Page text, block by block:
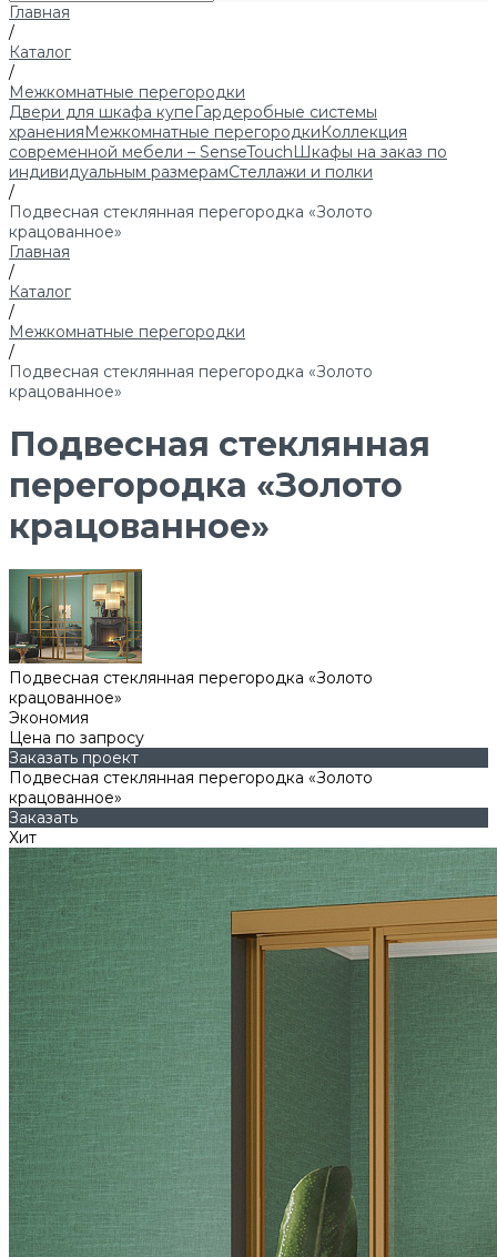
Главная
/
Каталог
/
Межкомнатные перегородки
Двери для шкафа купеГардеробные системы
храненияМежкомнатные перегородкиКоллекция
современной мебели – SenseTouchШкафы на заказ по
индивидуальным размерамСтеллажи и полки
/
Подвесная стеклянная перегородка «Золото
крацованное»
Главная
/
Каталог
/
Межкомнатные перегородки
/
Подвесная стеклянная перегородка «Золото
крацованное»
Подвесная стеклянная
перегородка «Золото
крацованное»
Подвесная стеклянная перегородка «Золото
крацованное»
Экономия
Цена по запросу
Заказать проект
Подвесная стеклянная перегородка «Золото
крацованное»
Заказать
Хит